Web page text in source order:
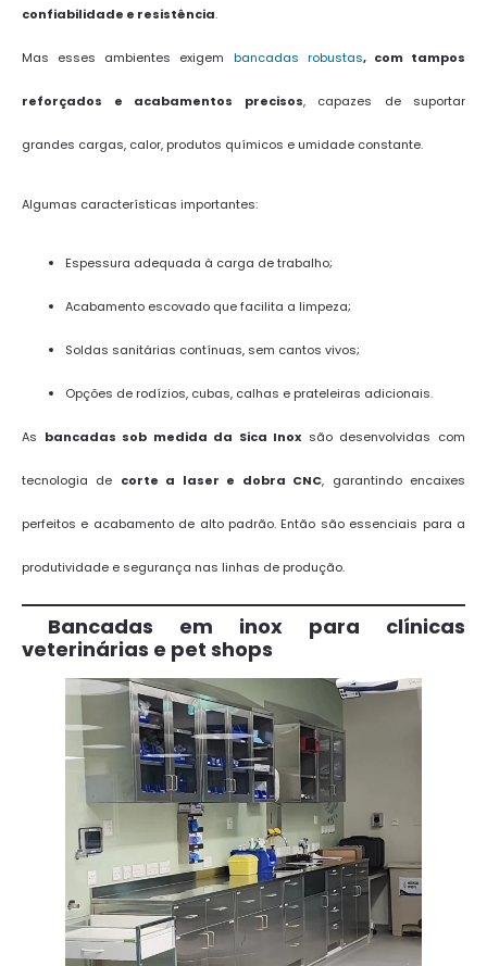
confiabilidade e resistência.
Mas esses ambientes exigem bancadas robustas, com tampos
reforçados e acabamentos precisos, capazes de suportar
grandes cargas, calor, produtos químicos e umidade constante.
Algumas características importantes:
Espessura adequada à carga de trabalho;
Acabamento escovado que facilita a limpeza;
Soldas sanitárias contínuas, sem cantos vivos;
Opções de rodízios, cubas, calhas e prateleiras adicionais.
As bancadas sob medida da Sica Inoxsão desenvolvidas com
tecnologia de corte a laser e dobra CNC, garantindo encaixes
perfeitos e acabamento de alto padrão. Então são essenciais para a
produtividade e segurança nas linhas de produção.
Bancadas em inox para clínicas
veterinárias e pet shops